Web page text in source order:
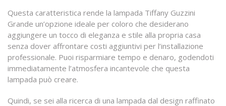
Questa caratteristica rende la lampada Tiffany Guzzini
Grande un’opzione ideale per coloro che desiderano
aggiungere un tocco di eleganza e stile alla propria casa
senza dover affrontare costi aggiuntivi per l’installazione
professionale. Puoi risparmiare tempo e denaro, godendoti
immediatamente l’atmosfera incantevole che questa
lampada può creare.
Quindi, se sei alla ricerca di una lampada dal design raffinato